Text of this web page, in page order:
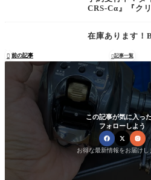
CRS-Cα』『ク
在庫あります！
 前の記事 記事一覧
この記事が気に入っ
フォローしよう
お得な最新情報をお届けし